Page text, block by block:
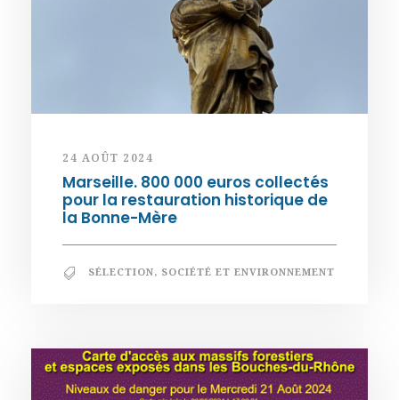
24 AOÛT 2024
Marseille. 800 000 euros collectés
pour la restauration historique de
la Bonne-Mère
SÉLECTION, SOCIÉTÉ ET ENVIRONNEMENT